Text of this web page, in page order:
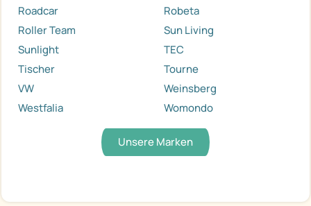
Roadcar
Robeta
Roller Team
Sun Living
Sunlight
TEC
Tischer
Tourne
VW
Weinsberg
Westfalia
Womondo
Unsere Marken